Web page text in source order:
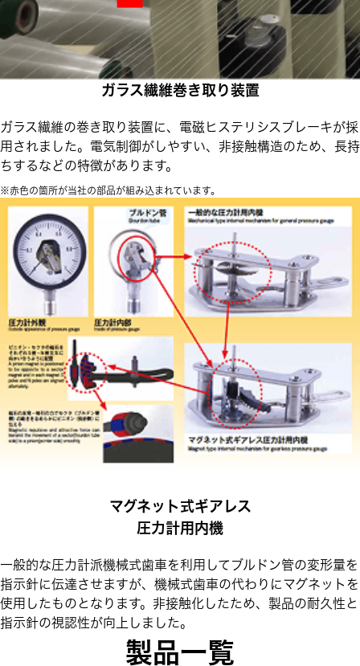
ガラス繊維巻き取り装置
ガラス繊維の巻き取り装置に、電磁ヒステリシスブレーキが採
用されました。電気制御がしやすい、非接触構造のため、長持
ちするなどの特徴があります。
※赤色の箇所が当社の部品が組み込まれています。
マグネット式ギアレス
圧力計用内機
一般的な圧力計派機械式歯車を利用してブルドン管の変形量を
指示針に伝達させますが、機械式歯車の代わりにマグネットを
使用したものとなります。非接触化したため、製品の耐久性と
指示針の視認性が向上しました。
製品一覧